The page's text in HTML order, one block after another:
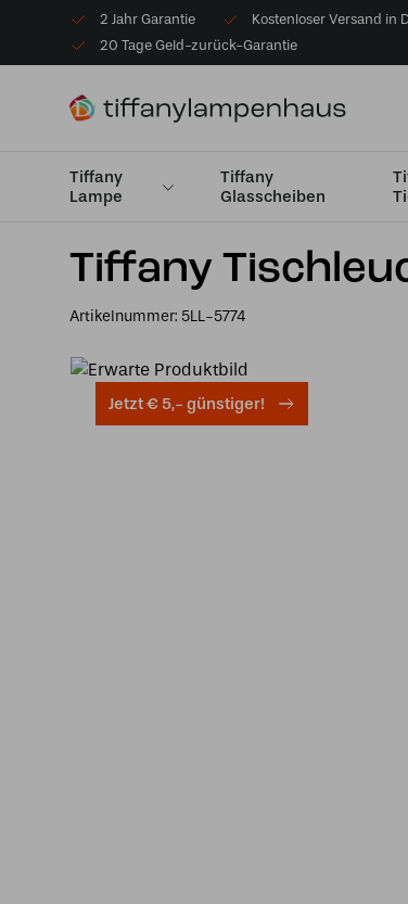
2 Jahr Garantie
Kostenloser Versand in
20 Tage Geld-zurück-Garantie
Tiffany
Lampe
Tiffany
Glasscheiben
Startseite Tiffany Tischlampe
Tiffany
Artikelnummer: 5LL-5774
Jetzt € 5,- günstiger!